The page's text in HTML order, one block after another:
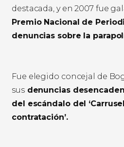
destacada, y en 2007 fue
Premio Nacional de
denuncias sobre la
Fue elegido concejal de
susdenuncias
del escándalo del
contratación’.